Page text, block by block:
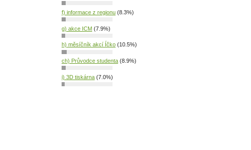
f) informace z regionu (8.3%)
g) akce ICM (7.9%)
h) měsíčník akcí Íčko (10.5%)
ch) Průvodce studenta (8.9%)
i) 3D tiskárna (7.0%)